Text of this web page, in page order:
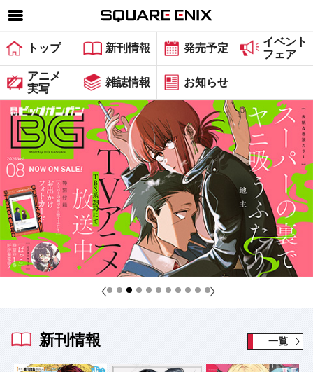
SQUARE ENIX 公式サイトメニュー
ゲーム
マガジン＆ブックス
ミュージック
グッズ
ストア
メンバーズ
動画
コラム
トップ 新刊情報 発売予定
イベント
フェア
アニメ
実写
雑誌情報 お知らせ
一覧
新刊情報